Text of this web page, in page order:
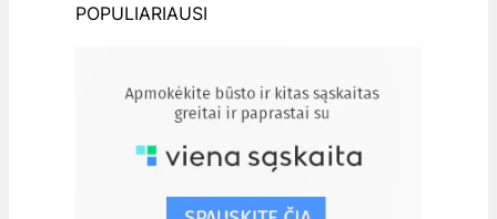
POPULIARIAUSI